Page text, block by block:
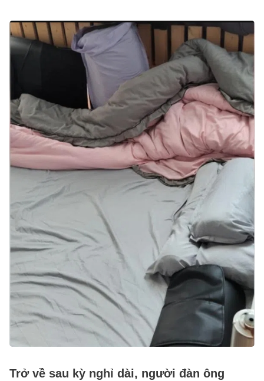
Trở về sau kỳ nghỉ dài, người đàn ông